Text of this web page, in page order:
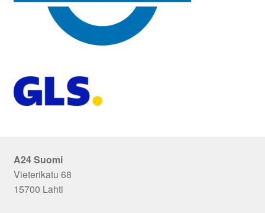
A24 Suomi
Vieterikatu 68
15700 Lahti